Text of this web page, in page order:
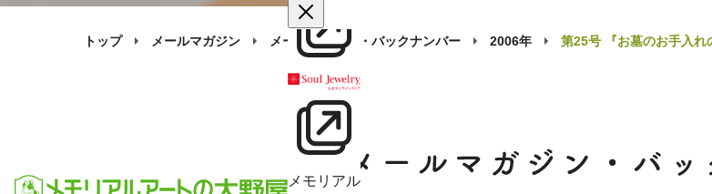
メモリアル
トップ メールマガジン メールマガジン・バックナンバー 2006年 第25号 『お墓のお手入れ